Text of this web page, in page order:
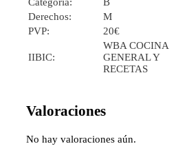
Derechos:
M
PVP:
20€
IIBIC:
WBA COCINA
GENERAL Y
RECETAS
Valoraciones
No hay valoraciones aún.